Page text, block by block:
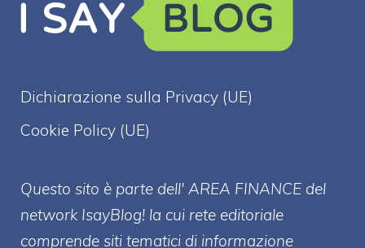
Dichiarazione sulla Privacy (UE)
Cookie Policy (UE)
Questo sito è parte dell' AREA FINANCE del
network IsayBlog! la cui rete editoriale
comprende siti tematici di informazione